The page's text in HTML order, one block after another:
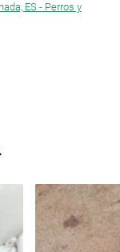
ES - Perros y